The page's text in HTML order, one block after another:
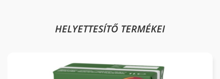
HELYETTESÍTŐ TERMÉKEI